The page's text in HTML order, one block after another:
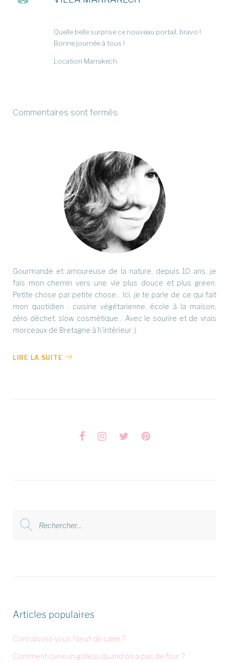
Quelle belle surprise ce nouveau portail, bravo !
Bonne journée à tous !
Location Marrakech
Commentaires sont fermés.
Gourmande et amoureuse de la nature, depuis 10 ans, je
fais mon chemin vers une vie plus douce et plus green.
Petite chose par petite chose... Ici, je te parle de ce qui fait
mon quotidien : cuisine végétarienne, école à la maison,
zéro déchet, slow cosmétique... Avec le sourire et de vrais
morceaux de Bretagne à l\'intérieur ;)
LIRE LA SUITE
Articles populaires
Connaissez-vous l'oeuf de cane ?
Comment cuire un gâteau quand on a pas de four ?